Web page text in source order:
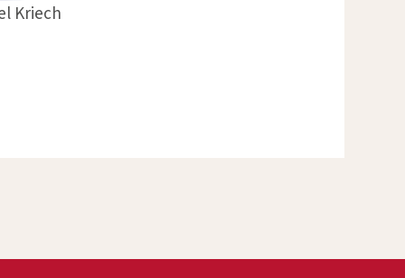
Kriech